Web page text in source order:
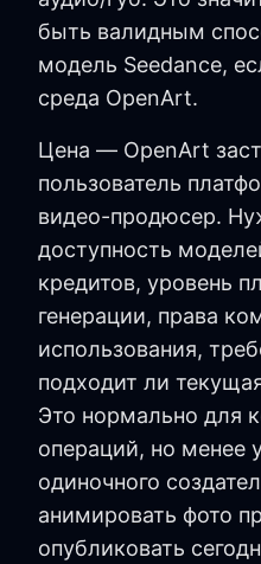
быть валидным
модель Seedance,
среда OpenArt.
Цена — OpenArt
пользователь
видео-продюсер.
доступность
кредитов, уровень
генерации, права
использования,
подходит ли
Это нормально для
операций, но менее
одиночного
анимировать фото
опубликовать